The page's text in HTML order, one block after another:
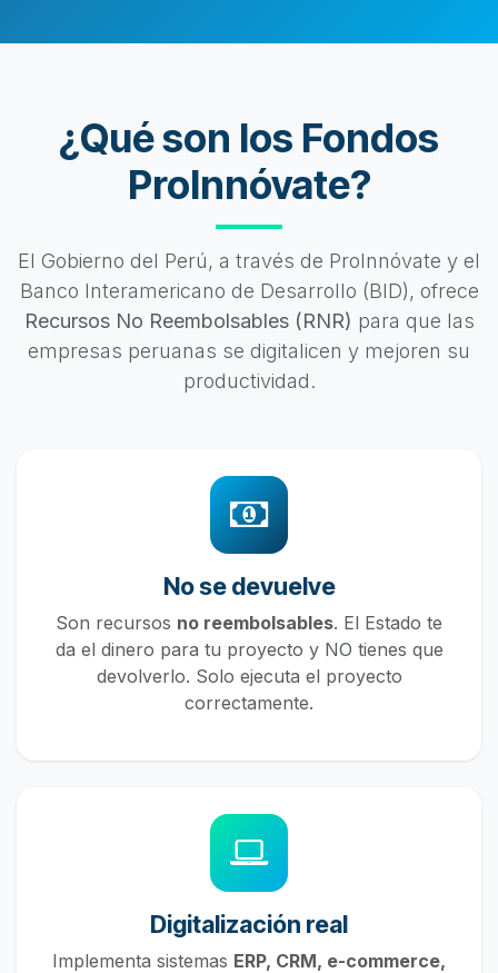
¿Qué son los Fondos
ProInnóvate?
El Gobierno del Perú, a través de ProInnóvate y el
Banco Interamericano de Desarrollo (BID), ofrece
Recursos No Reembolsables (RNR) para que las
empresas peruanas se digitalicen y mejoren su
productividad.
No se devuelve
Son recursos no reembolsables. El Estado te
da el dinero para tu proyecto y NO tienes que
devolverlo. Solo ejecuta el proyecto
correctamente.
Digitalización real
Implementa sistemas ERP, CRM, e-commerce,